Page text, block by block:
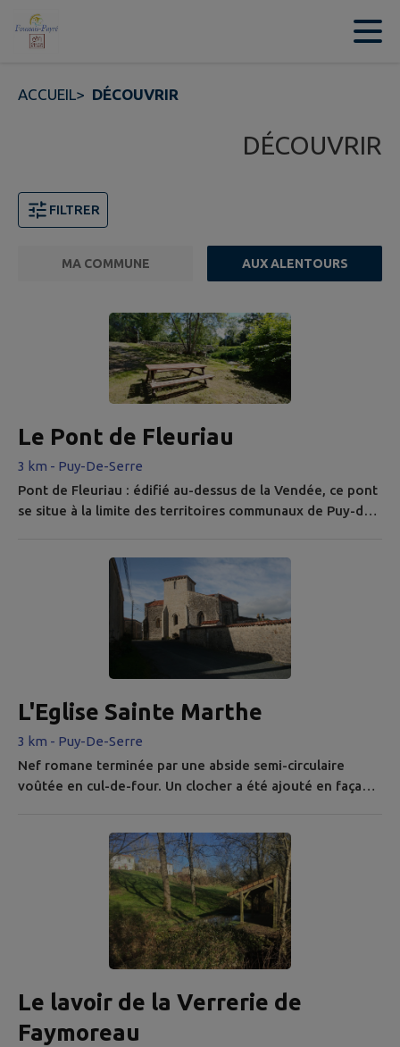
Contenu
ACCUEIL> DÉCOUVRIR
DÉCOUVRIR
FILTRER
MA COMMUNE AUX ALENTOURS
Le Pont de Fleuriau
3 km - Puy-De-Serre
Pont de Fleuriau : édifié au-dessus de la Vendée, ce pont
se situe à la limite des territoires communaux de Puy-de-
témoigne de multiples époques de construction : XIIIe
siècle (naissance des arches en ogive), XVIe siècle
(reprises en plein cintre), XVIIIe siècle-XIXe siècle
L'Eglise Sainte Marthe
3 km - Puy-De-Serre
Nef romane terminée par une abside semi-circulaire
voûtée en cul-de-four. Un clocher a été ajouté en façade
village date de 1119 : Podium de Serra dans un acte de
Guillaume IX, duc d’Aquitaine. Ce dernier souhaite y être
enterré. L’église appartenait à l’époque à l’abbaye
clunisienne de...
Le lavoir de la Verrerie de
Faymoreau